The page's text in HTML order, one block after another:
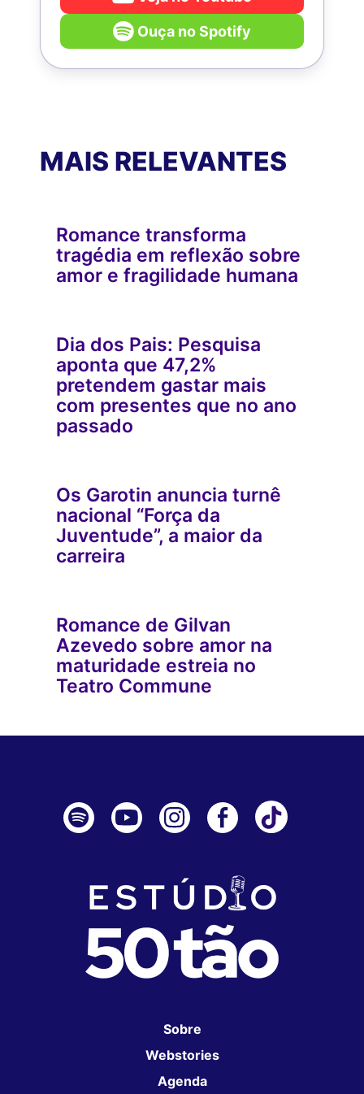
Ouça no Spotify
MAIS RELEVANTES
Romance transforma
tragédia em reflexão sobre
amor e fragilidade humana
Dia dos Pais: Pesquisa
aponta que 47,2%
pretendem gastar mais
com presentes que no ano
passado
Os Garotin anuncia turnê
nacional “Força da
Juventude”, a maior da
carreira
Romance de Gilvan
Azevedo sobre amor na
maturidade estreia no
Teatro Commune
Sobre
Webstories
Agenda